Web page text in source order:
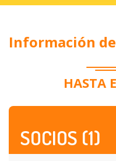
Información
HASTA
SOCIOS (1)